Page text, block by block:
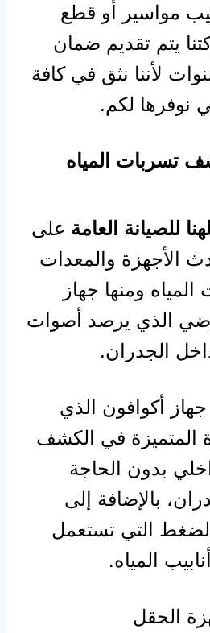
مواسير أو قطع
يتم تقديم ضمان
لأننا نثق في كافة
نوفرها لكم.
تسربات المياه
للصيانة العامة على
الأجهزة والمعدات
ومنها جهاز
الذي يرصد أصوات
الجدران.
أكوافون الذي
المتميزة في الكشف
بدون الحاجة
بالإضافة إلى
التي تستعمل
المياه.
الحقل